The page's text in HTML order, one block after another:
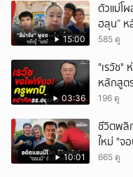
15:00
ตัวแม่โ
ฮลุน” ห
585 ดู
03:36
"เรวัช"
หลักสูต
196 ดู
10:01
ชีวิตพลิ
ใหม่ "จ
665 ดู